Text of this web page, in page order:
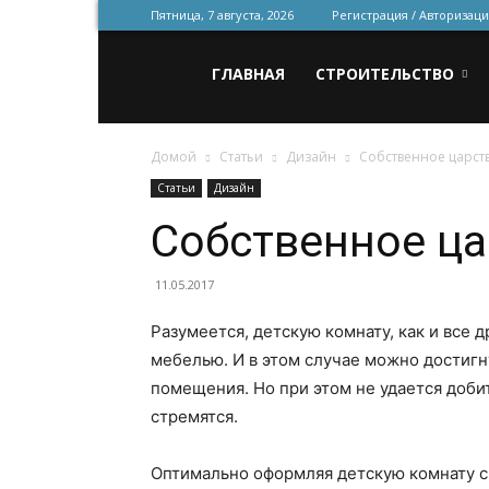
Пятница, 7 августа, 2026 Регистрация /
для
строительства
и
ремонта
ГЛАВНАЯ СТРОИТЕЛЬСТВО
Домой Статьи Дизайн Собственное
Статьи Дизайн
Собственное
11.05.2017
Разумеется, детскую комнату, как и
мебелью. И в этом случае можно
помещения. Но при этом не удается
стремятся.
Оптимально оформляя детскую комнату